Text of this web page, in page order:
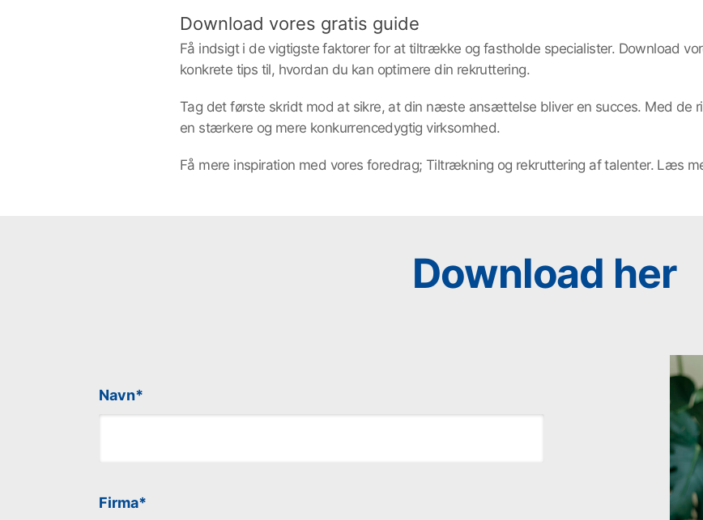
Download vores gratis guide
Få indsigt i de vigtigste faktorer for at tiltrække og fastholde specialister. Download
konkrete tips til, hvordan du kan optimere din rekruttering.
Tag det første skridt mod at sikre, at din næste ansættelse bliver en succes. Med de
en stærkere og mere konkurrencedygtig virksomhed.
Få mere inspiration med vores foredrag; Tiltrækning og rekruttering af talenter. Læs
Download her
Navn
Firma